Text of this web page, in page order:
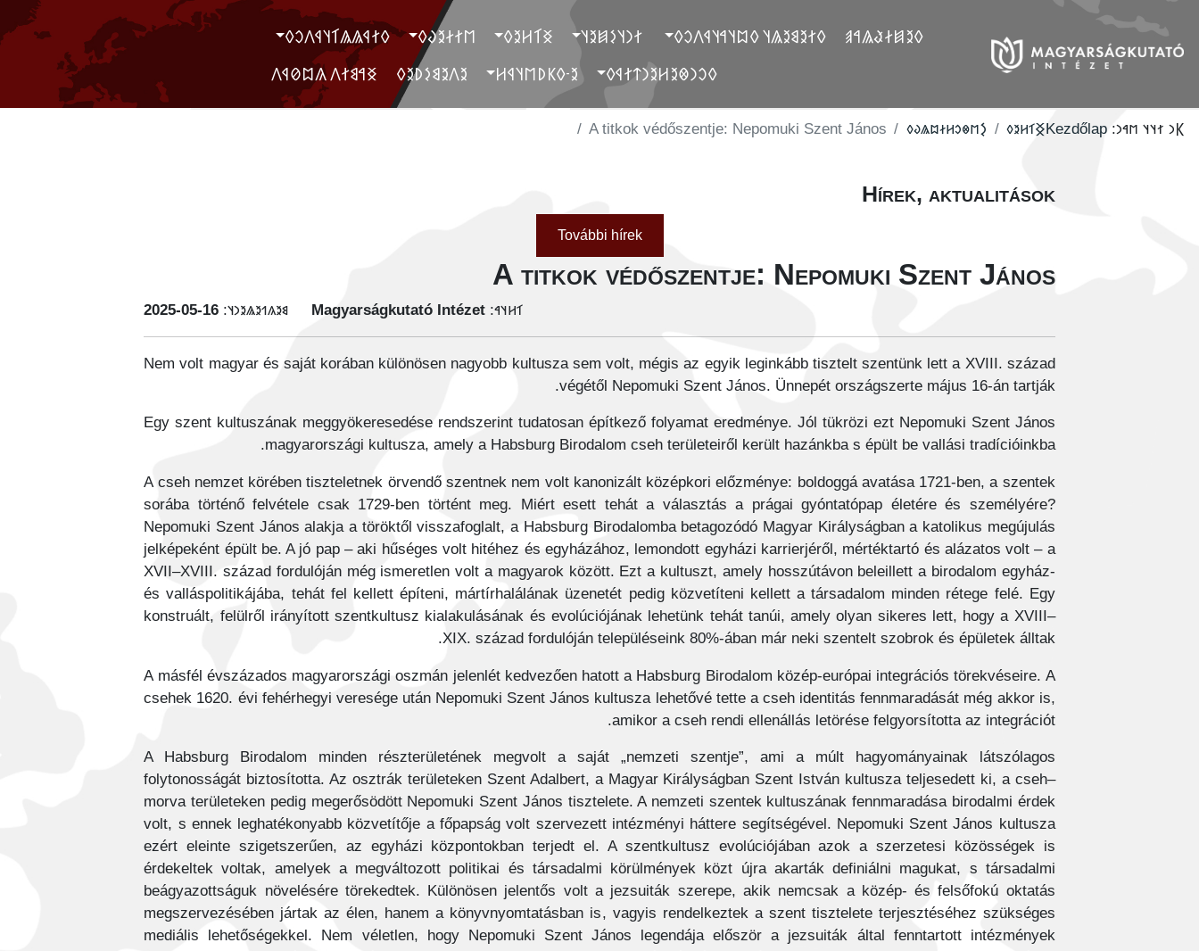
𐲓𐲉𐲯𐲇𐲟𐲖𐲀𐲠
‮ 𐲓𐲐𐲉𐲘𐲉𐲖𐲦 𐲓𐲪𐲦𐲀𐲦𐲁𐲤𐲛𐲓
‮ 𐲐𐲙𐲦𐲋𐲯𐲉𐲦
‮𐲏𐲑𐲢𐲉𐲓
‮𐲮𐲐𐲇𐲉𐲜𐲓
‮𐲓𐲐𐲁𐲖𐲖𐲑𐲦𐲁𐲤𐲛𐲓
‮𐲓𐲛𐲙𐲌𐲉𐲢𐲉𐲙𐲄𐲐𐲁𐲓
‮𐲉-𐲓𐲞𐲚𐲮𐲦𐲁𐲢
‮𐲉𐲤𐲉𐲘𐲋𐲚𐲉𐲓
‮ ‮𐲏𐲀𐲘𐲐𐲤 𐲍𐲪𐲗𐲁𐲤
𐲞𐳙 𐳐𐳦𐳦 𐳮𐳀𐳙:
Kezdőlap
‮𐲏𐳑𐳢𐳉𐳓
‮𐲋𐳮𐳌𐳛𐳢𐳇𐳪𐳖𐳜𐳓
A titkok védőszentje: Nepomuki Szent János
Hírek, aktualitások
További hírek
A titkok védőszentje: Nepomuki Szent János
𐳑𐳢𐳦𐳀:
Magyarságkutató Intézet
𐳘𐳉𐳍𐳒𐳉𐳖𐳉𐳙𐳦:
‭2025-05-16
Nem volt magyar és saját korában különösen nagyobb kultusza sem volt, mégis az egyik leginkább tisztelt szentünk lett a XVIII. század
végétől Nepomuki Szent János. Ünnepét országszerte május 16-án tartják.
Egy szent kultuszának meggyökeresedése rendszerint tudatosan építkező folyamat eredménye. Jól tükrözi ezt Nepomuki Szent János
magyarországi kultusza, amely a Habsburg Birodalom cseh területeiről került hazánkba s épült be vallási tradícióinkba.
A cseh nemzet körében tiszteletnek örvendő szentnek nem volt kanonizált középkori előzménye: boldoggá avatása 1721-ben, a szentek
sorába történő felvétele csak 1729-ben történt meg. Miért esett tehát a választás a prágai gyóntatópap életére és személyére?
Nepomuki Szent János alakja a töröktől visszafoglalt, a Habsburg Birodalomba betagozódó Magyar Királyságban a katolikus megújulás
jelképeként épült be. A jó pap – aki hűséges volt hitéhez és egyházához, lemondott egyházi karrierjéről, mértéktartó és alázatos volt – a
XVII–XVIII. század fordulóján még ismeretlen volt a magyarok között. Ezt a kultuszt, amely hosszútávon beleillett a birodalom egyház-
és valláspolitikájába, tehát fel kellett építeni, mártírhalálának üzenetét pedig közvetíteni kellett a társadalom minden rétege felé. Egy
konstruált, felülről irányított szentkultusz kialakulásának és evolúciójának lehetünk tehát tanúi, amely olyan sikeres lett, hogy a XVIII–
XIX. század fordulóján településeink 80%-ában már neki szentelt szobrok és épületek álltak.
A másfél évszázados magyarországi oszmán jelenlét kedvezően hatott a Habsburg Birodalom közép-európai integrációs törekvéseire. A
csehek 1620. évi fehérhegyi veresége után Nepomuki Szent János kultusza lehetővé tette a cseh identitás fennmaradását még akkor is,
amikor a cseh rendi ellenállás letörése felgyorsította az integrációt.
A Habsburg Birodalom minden részterületének megvolt a saját „nemzeti szentje”, ami a múlt hagyományainak látszólagos
folytonosságát biztosította. Az osztrák területeken Szent Adalbert, a Magyar Királyságban Szent István kultusza teljesedett ki, a cseh–
morva területeken pedig megerősödött Nepomuki Szent János tisztelete. A nemzeti szentek kultuszának fennmaradása birodalmi érdek
volt, s ennek leghatékonyabb közvetítője a főpapság volt szervezett intézményi háttere segítségével. Nepomuki Szent János kultusza
ezért eleinte szigetszerűen, az egyházi központokban terjedt el. A szentkultusz evolúciójában azok a szerzetesi közösségek is
érdekeltek voltak, amelyek a megváltozott politikai és társadalmi körülmények közt újra akarták definiálni magukat, s társadalmi
beágyazottságuk növelésére törekedtek. Különösen jelentős volt a jezsuiták szerepe, akik nemcsak a közép- és felsőfokú oktatás
megszervezésében jártak az élen, hanem a könyvnyomtatásban is, vagyis rendelkeztek a szent tisztelete terjesztéséhez szükséges
mediális lehetőségekkel. Nem véletlen, hogy Nepomuki Szent János legendája először a jezsuiták által fenntartott intézmények